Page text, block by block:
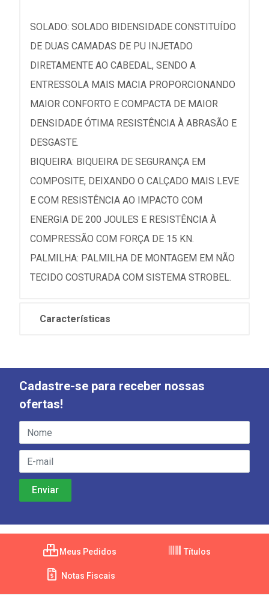
SOLADO: SOLADO BIDENSIDADE CONSTITUÍDO
DE DUAS CAMADAS DE PU INJETADO
DIRETAMENTE AO CABEDAL, SENDO A
ENTRESSOLA MAIS MACIA PROPORCIONANDO
MAIOR CONFORTO E COMPACTA DE MAIOR
DENSIDADE ÓTIMA RESISTÊNCIA À ABRASÃO E
DESGASTE.
BIQUEIRA: BIQUEIRA DE SEGURANÇA EM
COMPOSITE, DEIXANDO O CALÇADO MAIS LEVE
E COM RESISTÊNCIA AO IMPACTO COM
ENERGIA DE 200 JOULES E RESISTÊNCIA À
COMPRESSÃO COM FORÇA DE 15 KN.
PALMILHA: PALMILHA DE MONTAGEM EM NÃO
TECIDO COSTURADA COM SISTEMA STROBEL.
Características
Cadastre-se para receber nossas
ofertas!
Meus Pedidos Títulos
Notas Fiscais